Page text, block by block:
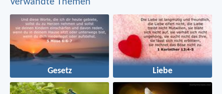
Verwandte Themen
Gesetz Liebe